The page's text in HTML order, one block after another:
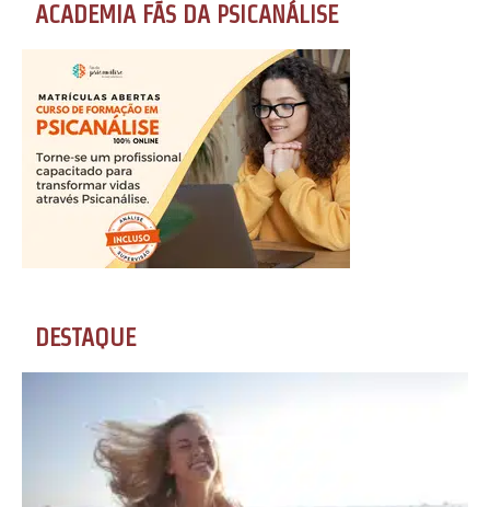
ACADEMIA FÃS DA PSICANÁLISE
DESTAQUE